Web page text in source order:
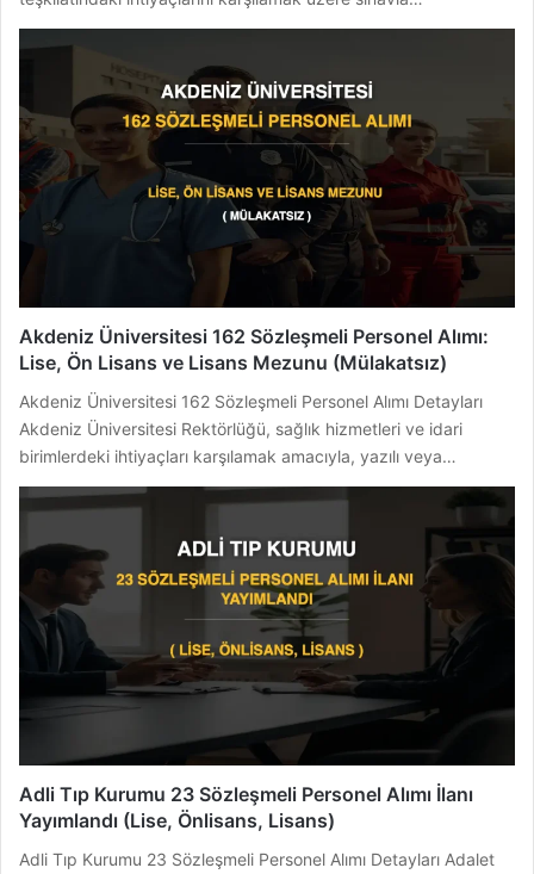
Akdeniz Üniversitesi 162 Sözleşmeli Personel Alımı:
Lise, Ön Lisans ve Lisans Mezunu (Mülakatsız)
Akdeniz Üniversitesi 162 Sözleşmeli Personel Alımı Detayları
Akdeniz Üniversitesi Rektörlüğü, sağlık hizmetleri ve idari
birimlerdeki ihtiyaçları karşılamak amacıyla, yazılı veya…
Adli Tıp Kurumu 23 Sözleşmeli Personel Alımı İlanı
Yayımlandı (Lise, Önlisans, Lisans)
Adli Tıp Kurumu 23 Sözleşmeli Personel Alımı Detayları Adalet